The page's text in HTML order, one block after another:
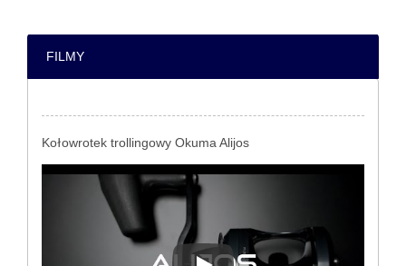
FILMY
Kołowrotek trollingowy Okuma Alijos